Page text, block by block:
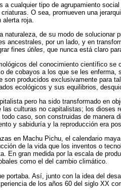
a cualquier tipo de agrupamiento
O sea, promueven una
roja.
de su modo de
por un lado, y en
fines útiles, que nunca está claro
del conocimiento científico
cobayos a los que se les
producidos exclusivamente para
ecológicos y sus equilibrios,
pero ha sido transformado en
culturas no capitalistas; los
caso, son construidas de
y sabiduría y la reproducción era
en Machu Pichu, el calendario
de la vida que los inventos o
En gran medida por la escala de
como el del cambio climático.
portaba. Así, junto con la idea del
de los años 60 del siglo XX